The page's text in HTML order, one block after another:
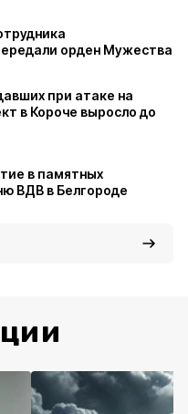
орден Мужества
при атаке на
в Короче выросло до
в памятных
ВДВ в Белгороде